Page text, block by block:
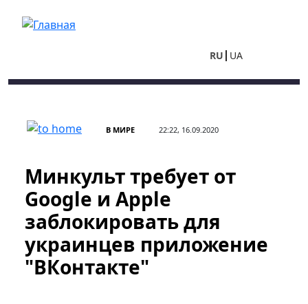
RU UA
В МИРЕ 22:22, 16.09.2020
Минкульт требует от
Google и Apple
заблокировать для
украинцев приложение
"ВКонтакте"